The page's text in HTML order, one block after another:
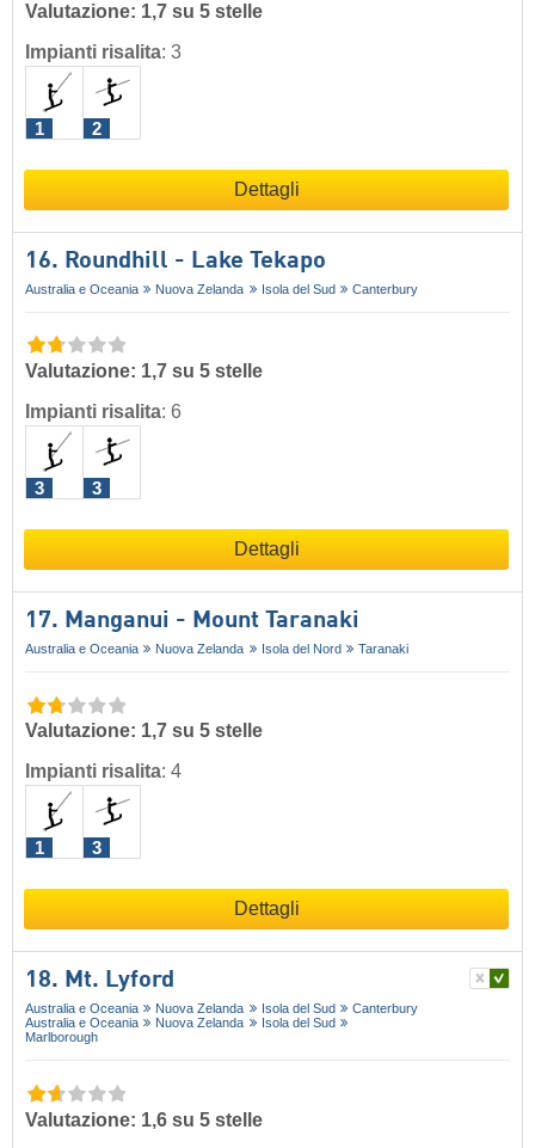
Valutazione: 1,7 su 5 stelle
Impianti risalita: 3
1 2
Dettagli
16. Roundhill - Lake Tekapo
Australia e Oceania Nuova Zelanda Isola del Sud Canterbury
Valutazione: 1,7 su 5 stelle
Impianti risalita: 6
3 3
Dettagli
17. Manganui - Mount Taranaki
Australia e Oceania Nuova Zelanda Isola del Nord Taranaki
Valutazione: 1,7 su 5 stelle
Impianti risalita: 4
1 3
Dettagli
18. Mt. Lyford
Australia e Oceania Nuova Zelanda Isola del Sud
Canterbury
Australia e Oceania
Nuova Zelanda
Isola del Sud
Marlborough
Valutazione: 1,6 su 5 stelle